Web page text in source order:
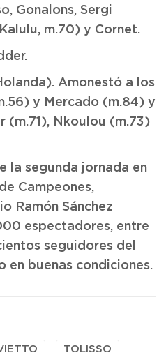
Gonalons, Sergi
m.70) y Cornet.
Amonestó a los
y Mercado (m.84) y
(m.71), Nkoulou (m.73)
la segunda jornada en
Campeones,
Ramón Sánchez
espectadores, entre
seguidores del
en buenas condiciones.
TOLISSO